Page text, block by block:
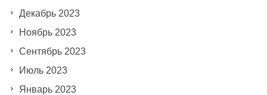
Декабрь 2023
Ноябрь 2023
Сентябрь 2023
Июль 2023
Январь 2023